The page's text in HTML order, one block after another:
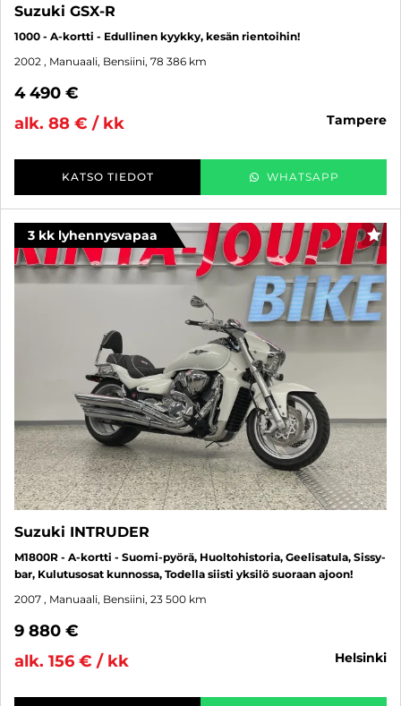
Suzuki GSX-R
1000 - A-kortti - Edullinen kyykky, kesän rientoihin!
2002 , Manuaali, Bensiini, 78 386 km
4 490 €
alk. 88 € / kk
tampere
KATSO TIEDOT WHATSAPP
3 kk lyhennysvapaa
Suzuki INTRUDER
M1800R - A-kortti - Suomi-pyörä, Huoltohistoria, Geelisatula, Sissy-
bar, Kulutusosat kunnossa, Todella siisti yksilö suoraan ajoon!
2007 , Manuaali, Bensiini, 23 500 km
9 880 €
alk. 156 € / kk
helsinki